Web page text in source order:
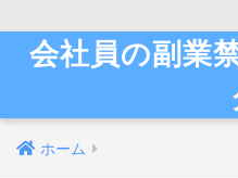
会社員の副業
ホーム